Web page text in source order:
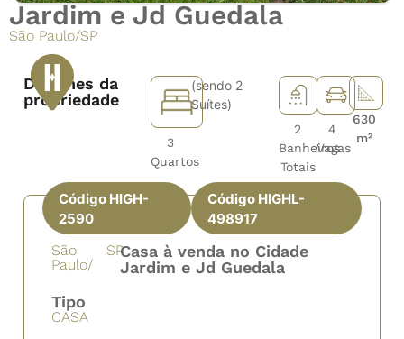
Jardim e Jd Guedala
São Paulo/SP
Detalhes da
propriedade
3
Quartos
(sendo 2
Suítes)
2
Banheiros
Totais
4
Vagas
630
m²
Código HIGH-
2590
Código HIGHL-
498917
São
Paulo/
SPCasa à venda no Cidade
Jardim e Jd Guedala
Tipo
CASA